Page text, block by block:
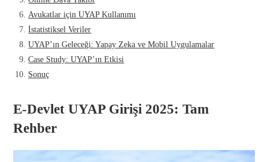
Avukatlar için UYAP Kullanımı
İstatistiksel Veriler
UYAP’ın Geleceği: Yapay Zeka ve Mobil Uygulamalar
Case Study: UYAP’ın Etkisi
Sonuç
E-Devlet UYAP Girişi 2025: Tam
Rehber